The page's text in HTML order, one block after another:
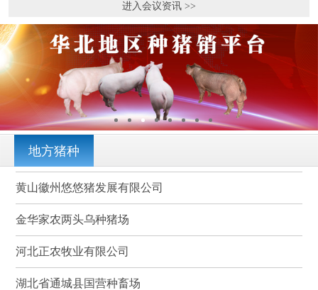
进入会议资讯 >>
地方猪种
黄山徽州悠悠猪发展有限公司
金华家农两头乌种猪场
河北正农牧业有限公司
湖北省通城县国营种畜场